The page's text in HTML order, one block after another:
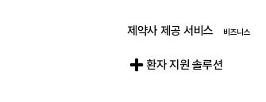
제약사 제공 서비스
환자 지원 솔루션